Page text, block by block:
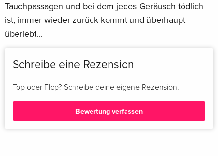
Tauchpassagen und bei dem jedes Geräusch tödlich
ist, immer wieder zurück kommt und überhaupt
überlebt...
Schreibe eine Rezension
Top oder Flop? Schreibe deine eigene Rezension.
Bewertung verfassen